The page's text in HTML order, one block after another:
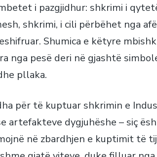
i pazgjidhur: shkrimi i
shkrimi, i cili përbëhet nga
Shumica e këtyre
nga pesë deri në gjashtë
pllaka.
për të kuptuar shkrimin e
artefakteve dygjuhëshe – siç
në zbardhjen e kuptimit të